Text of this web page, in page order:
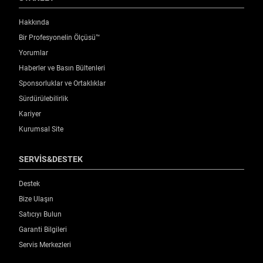
Hakkında
Bir Profesyonelin Ölçüsü™
Yorumlar
Haberler ve Basın Bültenleri
Sponsorluklar ve Ortaklıklar
Sürdürülebilirlik
Kariyer
Kurumsal Site
SERVİS&DESTEK
Destek
Bize Ulaşın
Satıcıyı Bulun
Garanti Bilgileri
Servis Merkezleri